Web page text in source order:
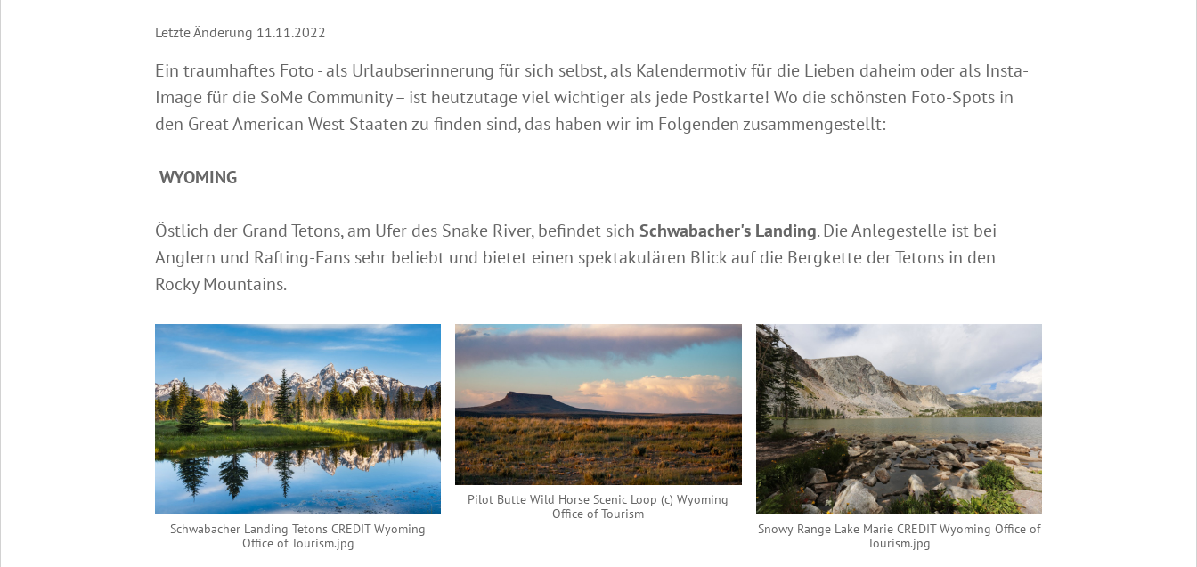
Letzte Änderung 11.11.2022
Ein traumhaftes Foto - als Urlaubserinnerung für sich selbst, als Kalendermotiv für die Lieben daheim oder als Insta-
Image für die SoMe Community – ist heutzutage viel wichtiger als jede Postkarte! Wo die schönsten Foto-Spots in
den Great American West Staaten zu finden sind, das haben wir im Folgenden zusammengestellt:
WYOMING
Östlich der Grand Tetons, am Ufer des Snake River, befindet sich Schwabacher's Landing. Die Anlegestelle ist bei
Anglern und Rafting-Fans sehr beliebt und bietet einen spektakulären Blick auf die Bergkette der Tetons in den
Rocky Mountains.
Schwabacher Landing Tetons CREDIT Wyoming
Office of Tourism.jpg
Pilot Butte Wild Horse Scenic Loop (c) Wyoming
Office of Tourism
Snowy Range Lake Marie CREDIT Wyoming Office of
Tourism.jpg